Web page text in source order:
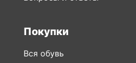
Новинки обуви
Revolution